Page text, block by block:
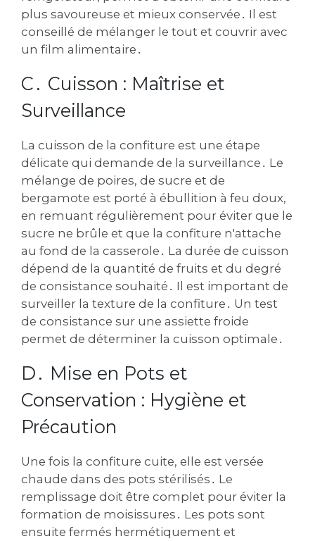
plus savoureuse et mieux conservée․ Il est
conseillé de mélanger le tout et couvrir avec
un film alimentaire․
C․ Cuisson : Maîtrise et
Surveillance
La cuisson de la confiture est une étape
délicate qui demande de la surveillance․ Le
mélange de poires, de sucre et de
bergamote est porté à ébullition à feu doux,
en remuant régulièrement pour éviter que le
sucre ne brûle et que la confiture n'attache
au fond de la casserole․ La durée de cuisson
dépend de la quantité de fruits et du degré
de consistance souhaité․ Il est important de
surveiller la texture de la confiture․ Un test
de consistance sur une assiette froide
permet de déterminer la cuisson optimale․
D․ Mise en Pots et
Conservation : Hygiène et
Précaution
Une fois la confiture cuite, elle est versée
chaude dans des pots stérilisés․ Le
remplissage doit être complet pour éviter la
formation de moisissures․ Les pots sont
ensuite fermés hermétiquement et